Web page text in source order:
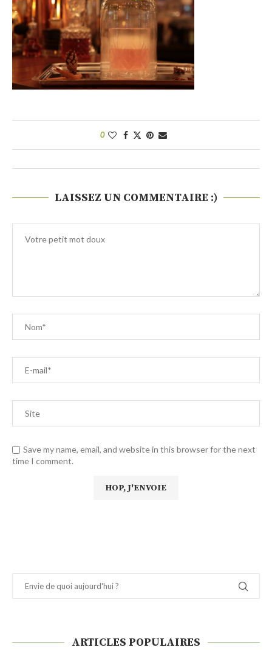
0
LAISSEZ UN COMMENTAIRE :)
Save my name, email, and website in this browser for the next
time I comment.
ARTICLES POPULAIRES